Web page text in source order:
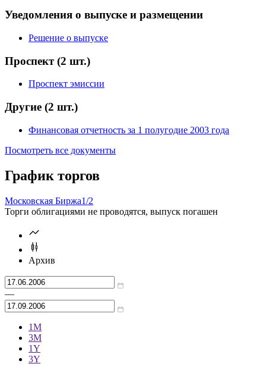
Уведомления о выпуске и размещении
Решение о выпуске
Проспект (2 шт.)
Проспект эмиссии
Другие (2 шт.)
Финансовая отчетность за 1 полугодие 2003 года
Посмотреть все документы
График торгов
Московская Биржа1/2
Торги облигациями не проводятся, выпуск погашен
Архив
—
1М
3М
1Y
3Y